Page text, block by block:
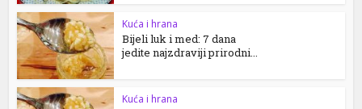
Kuća i hrana
Bijeli luk i med: 7 dana
jedite najzdraviji prirodni...
Kuća i hrana